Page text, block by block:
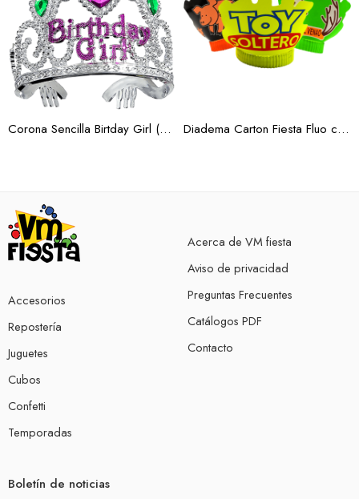
Corona Sencilla Birtday Girl (Docena) Diadema Carton Fiesta Fluo c/12 (Docena)
Accesorios
Repostería
Juguetes
Cubos
Confetti
Temporadas
Acerca de VM fiesta
Aviso de privacidad
Preguntas Frecuentes
Catálogos PDF
Contacto
Boletín de noticias